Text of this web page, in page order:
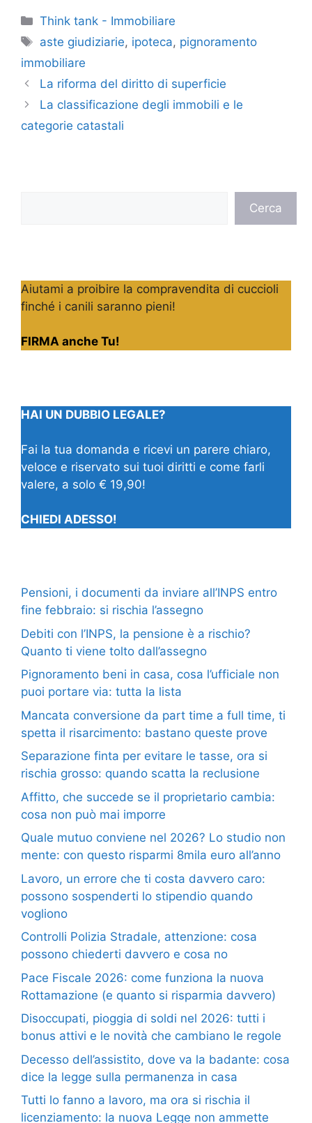
Categorie
Think tank - Immobiliare
Tag
aste giudiziarie, ipoteca, pignoramento
immobiliare
La riforma del diritto di superficie
La classificazione degli immobili e le
categorie catastali
Cerca
Aiutami a proibire la compravendita di cuccioli
finché i canili saranno pieni!
FIRMA anche Tu!
HAI UN DUBBIO LEGALE?
Fai la tua domanda e ricevi un parere chiaro,
veloce e riservato sui tuoi diritti e come farli
valere, a solo € 19,90!
CHIEDI ADESSO!
Pensioni, i documenti da inviare all’INPS entro
fine febbraio: si rischia l’assegno
Debiti con l’INPS, la pensione è a rischio?
Quanto ti viene tolto dall’assegno
Pignoramento beni in casa, cosa l’ufficiale non
puoi portare via: tutta la lista
Mancata conversione da part time a full time, ti
spetta il risarcimento: bastano queste prove
Separazione finta per evitare le tasse, ora si
rischia grosso: quando scatta la reclusione
Affitto, che succede se il proprietario cambia:
cosa non può mai imporre
Quale mutuo conviene nel 2026? Lo studio non
mente: con questo risparmi 8mila euro all’anno
Lavoro, un errore che ti costa davvero caro:
possono sospenderti lo stipendio quando
vogliono
Controlli Polizia Stradale, attenzione: cosa
possono chiederti davvero e cosa no
Pace Fiscale 2026: come funziona la nuova
Rottamazione (e quanto si risparmia davvero)
Disoccupati, pioggia di soldi nel 2026: tutti i
bonus attivi e le novità che cambiano le regole
Decesso dell’assistito, dove va la badante: cosa
dice la legge sulla permanenza in casa
Tutti lo fanno a lavoro, ma ora si rischia il
licenziamento: la nuova Legge non ammette